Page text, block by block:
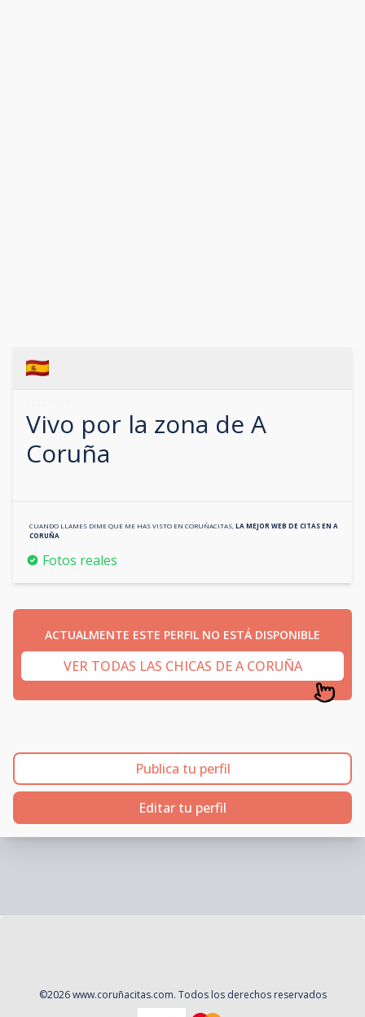
Vivo por la zona de A
Coruña
CUANDO LLAMES DIME QUE ME HAS VISTO EN CORUÑACITAS LA MEJOR WEB DE CITAS EN A
CORUÑA
Fotos reales
ACTUALMENTE ESTE PERFIL NO ESTÁ DISPONIBLE
VER TODAS LAS CHICAS DE A CORUÑA
Publica tu perfil
Editar tu perfil
©2026 www.coruñacitas.com. Todos los derechos reservados